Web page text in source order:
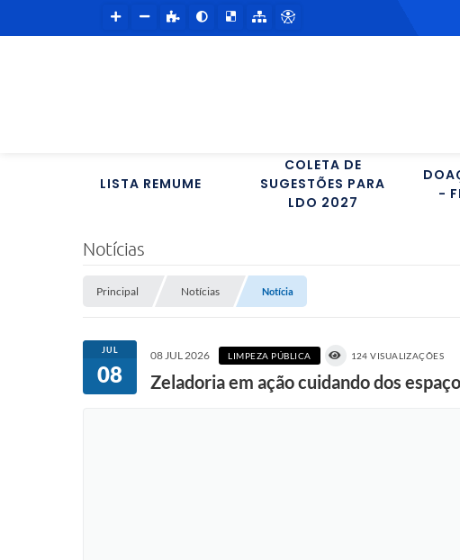
LISTA REMUME
COLETA DE
SUGESTÕES PARA
LDO 2027
-
Notícias
Principal Notícias Notícia
JUL
08
08 JUL 2026 LIMPEZA PÚBLICA 124 VISUALIZAÇÕES
Zeladoria em ação cuidando dos